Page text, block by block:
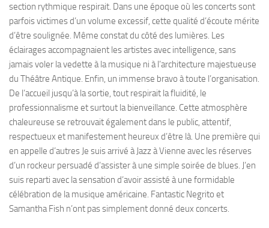
section rythmique respirait. Dans une époque où les concerts sont
parfois victimes d’un volume excessif, cette qualité d’écoute mérite
d’être soulignée. Même constat du côté des lumières. Les
éclairages accompagnaient les artistes avec intelligence, sans
jamais voler la vedette à la musique ni à l’architecture majestueuse
du Théâtre Antique. Enfin, un immense bravo à toute l’organisation.
De l’accueil jusqu’à la sortie, tout respirait la fluidité, le
professionnalisme et surtout la bienveillance. Cette atmosphère
chaleureuse se retrouvait également dans le public, attentif,
respectueux et manifestement heureux d’être là. Une première qui
en appelle d’autres Je suis arrivé à Jazz à Vienne avec les réserves
d’un rockeur persuadé d’assister à une simple soirée de blues. J’en
suis reparti avec la sensation d’avoir assisté à une formidable
célébration de la musique américaine. Fantastic Negrito et
Samantha Fish n’ont pas simplement donné deux concerts.